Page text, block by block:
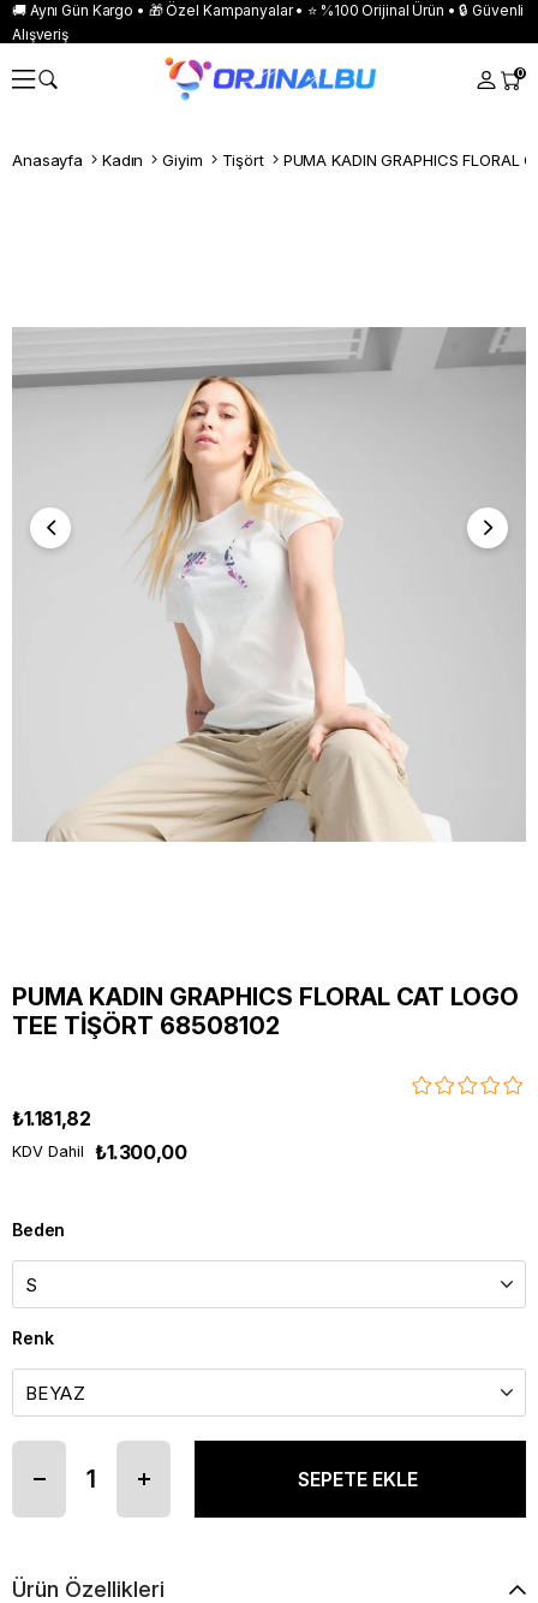
🚚 Aynı Gün Kargo • 🎁 Özel Kampanyalar • ⭐ %100 Orijinal Ürün • 🔒 Güvenli
Alışveriş
0
Anasayfa Kadın Giyim Tişört
PUMA KADIN GRAPHICS FLORAL CAT LOGO
TEE TİŞÖRT 68508102
₺1.181,82
KDV Dahil ₺1.300,00
Beden
Renk
Ürün Özellikleri